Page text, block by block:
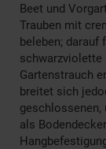
Beet und
Trauben mit
beleben; darauf
schwarzviolette
Gartenstrauch
breitet sich
geschlossenen,
als